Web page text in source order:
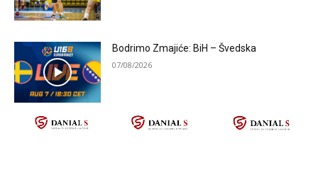
Bodrimo Zmajiće: BiH – Švedska
07/08/2026